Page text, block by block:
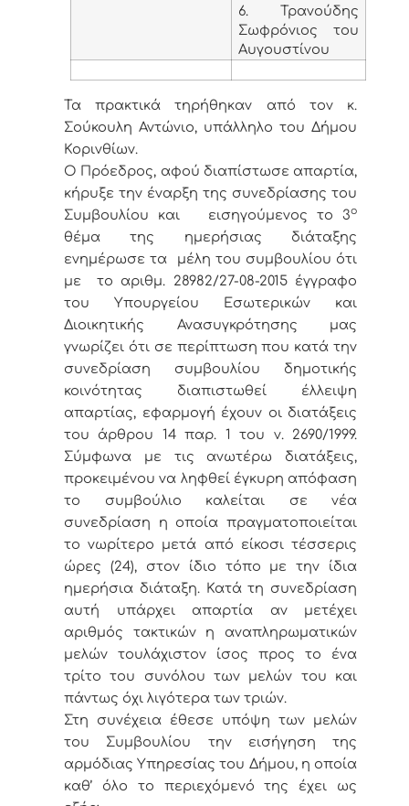
6. Τρανούδης
Σωφρόνιος του
Αυγουστίνου
Τα πρακτικά τηρήθηκαν από τον κ.
Σούκουλη Αντώνιο, υπάλληλο του Δήμου
Κορινθίων.
Ο Πρόεδρος, αφού διαπίστωσε απαρτία,
κήρυξε την έναρξη της συνεδρίασης του
Συμβουλίου και εισηγούμενος το 3ο
θέμα της ημερήσιας διάταξης
ενημέρωσε τα μέλη του συμβουλίου ότι
με το αριθμ. 28982/27-08-2015 έγγραφο
του Υπουργείου Εσωτερικών και
Διοικητικής Ανασυγκρότησης μας
γνωρίζει ότι σε περίπτωση που κατά την
συνεδρίαση συμβουλίου δημοτικής
κοινότητας διαπιστωθεί έλλειψη
απαρτίας, εφαρμογή έχουν οι διατάξεις
του άρθρου 14 παρ. 1 του ν. 2690/1999.
Σύμφωνα με τις ανωτέρω διατάξεις,
προκειμένου να ληφθεί έγκυρη απόφαση
το συμβούλιο καλείται σε νέα
συνεδρίαση η οποία πραγματοποιείται
το νωρίτερο μετά από είκοσι τέσσερις
ώρες (24), στον ίδιο τόπο με την ίδια
ημερήσια διάταξη. Κατά τη συνεδρίαση
αυτή υπάρχει απαρτία αν μετέχει
αριθμός τακτικών η αναπληρωματικών
μελών τουλάχιστον ίσος προς το ένα
τρίτο του συνόλου των μελών του και
πάντως όχι λιγότερα των τριών.
Στη συνέχεια έθεσε υπόψη των μελών
του Συμβουλίου την εισήγηση της
αρμόδιας Υπηρεσίας του Δήμου, η οποία
καθ’ όλο το περιεχόμενό της έχει ως